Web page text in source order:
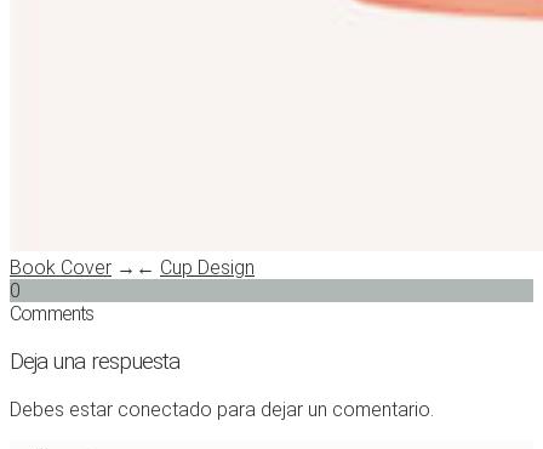
Book Cover → ← Cup Design
0
Comments
Deja una respuesta
Debes estar conectado para dejar un comentario.